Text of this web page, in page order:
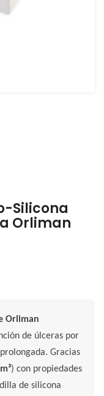
Silicona
Orliman
Orliman
de úlceras por
Gracias
) con propiedades
de silicona